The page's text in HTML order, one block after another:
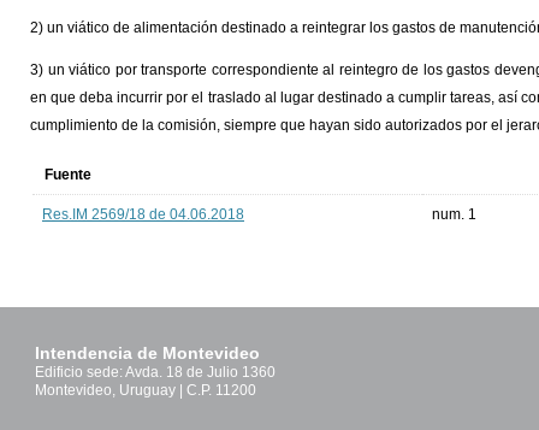
2) un viático de alimentación destinado a reintegrar los gastos de
3) un viático por transporte correspondiente al reintegro de los gastos
en que deba incurrir por el traslado al lugar destinado a cumplir tareas, así
cumplimiento de la comisión, siempre que hayan sido autorizados por el
Fuente
Res.IM 2569/18 de 04.06.2018 num. 1
Intendencia de Montevideo
Edificio sede: Avda. 18 de Julio 1360
Montevideo, Uruguay | C.P. 11200